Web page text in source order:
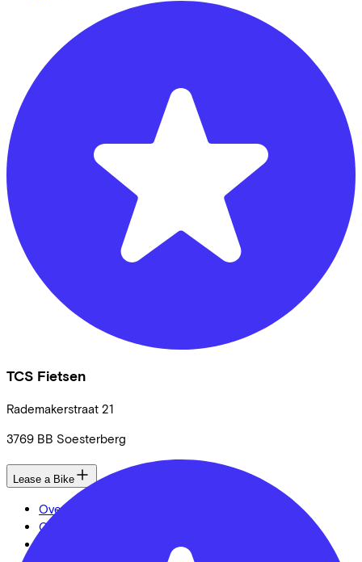
TCS Fietsen
Rademakerstraat 21
3769 BB Soesterberg
Lease a Bike
Over ons
Onze collega's